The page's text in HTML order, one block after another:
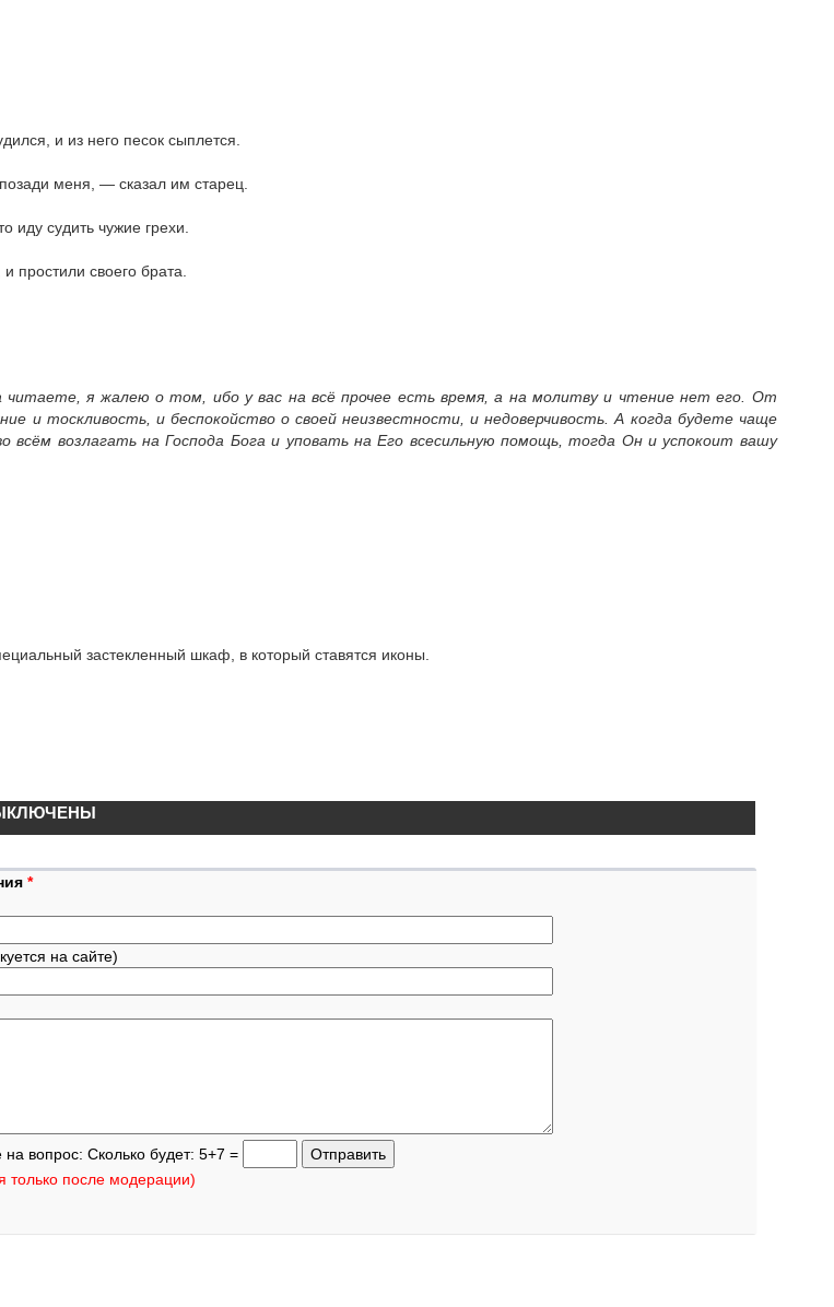
и из него песок сыплется.
меня, — сказал им старец.
судить чужие грехи.
простили своего брата.
читаете, я жалею о том, ибо у вас на всё прочее есть время, а на молитву и чтение нет его. От
и тоскливость, и беспокойство о своей неизвестности, и недоверчивость. А когда будете чаще
всём возлагать на Господа Бога и уповать на Его всесильную помощь, тогда Он и успокоит вашу
застекленный шкаф, в который ставятся иконы.
*
на сайте)
на вопрос: Сколько будет: 5+7 =
только после модерации)